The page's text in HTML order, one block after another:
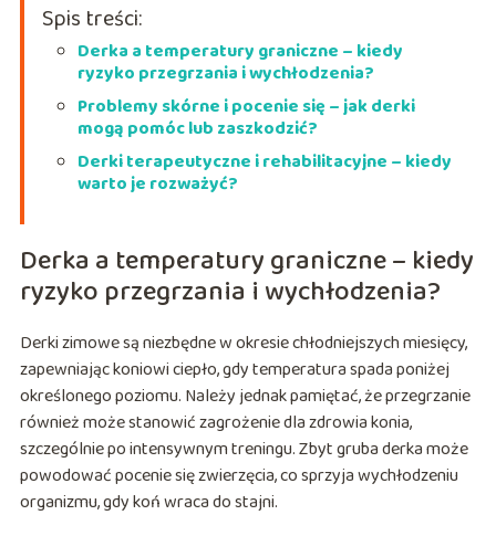
Spis treści:
Derka a temperatury graniczne – kiedy
ryzyko przegrzania i wychłodzenia?
Problemy skórne i pocenie się – jak derki
mogą pomóc lub zaszkodzić?
Derki terapeutyczne i rehabilitacyjne – kiedy
warto je rozważyć?
Derka a temperatury graniczne – kiedy
ryzyko przegrzania i wychłodzenia?
Derki zimowe są niezbędne w okresie chłodniejszych miesięcy,
zapewniając koniowi ciepło, gdy temperatura spada poniżej
określonego poziomu. Należy jednak pamiętać, że przegrzanie
również może stanowić zagrożenie dla zdrowia konia,
szczególnie po intensywnym treningu. Zbyt gruba derka może
powodować pocenie się zwierzęcia, co sprzyja wychłodzeniu
organizmu, gdy koń wraca do stajni.